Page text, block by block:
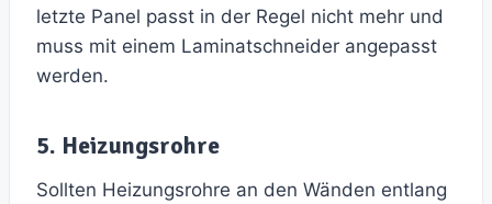
letzte Panel passt in der Regel nicht mehr und
muss mit einem Laminatschneider angepasst
werden.
5. Heizungsrohre
Sollten Heizungsrohre an den Wänden entlang